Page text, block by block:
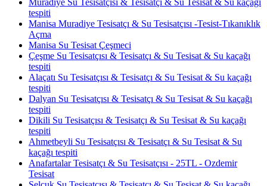
Muradiye Su Tesisatçısı & Tesisatçı & Su Tesisat & Su kaçağı
tespiti
Manisa Muradiye Tesisatçı & Su Tesisatçısı -Tesist-Tıkanıklık
Açma
Manisa Su Tesisat Çeşmeci
Çeşme Su Tesisatçısı & Tesisatçı & Su Tesisat & Su kaçağı
tespiti
Alaçatı Su Tesisatçısı & Tesisatçı & Su Tesisat & Su kaçağı
tespiti
Dalyan Su Tesisatçısı & Tesisatçı & Su Tesisat & Su kaçağı
tespiti
Dikili Su Tesisatçısı & Tesisatçı & Su Tesisat & Su kaçağı
tespiti
Ahmetbeyli Su Tesisatçısı & Tesisatçı & Su Tesisat & Su
kaçağı tespiti
Anafartalar Tesisatçı & Su Tesisatçısı - 25TL - Ozdemir
Tesisat